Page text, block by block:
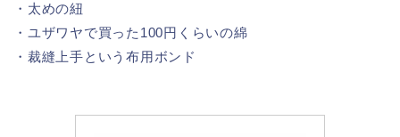
・太めの紐
・ユザワヤで買った100円くらいの綿
・裁縫上手という布用ボンド